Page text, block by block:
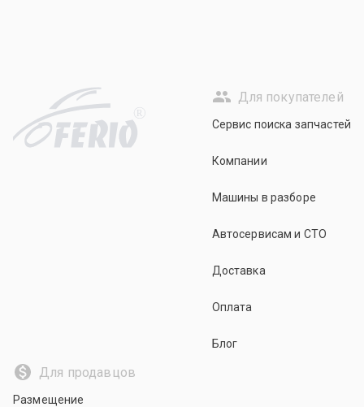
R
Для покупателей
Сервис поиска запчастей
Компании
Машины в разборе
Автосервисам и СТО
Доставка
Оплата
Блог
Для продавцов
Размещение